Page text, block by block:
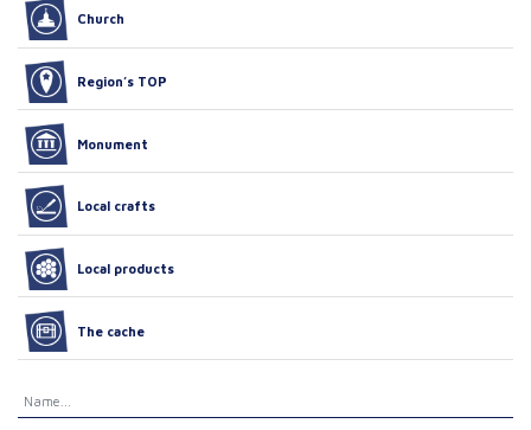
Church
Region’s TOP
Monument
Local crafts
Local products
The cache